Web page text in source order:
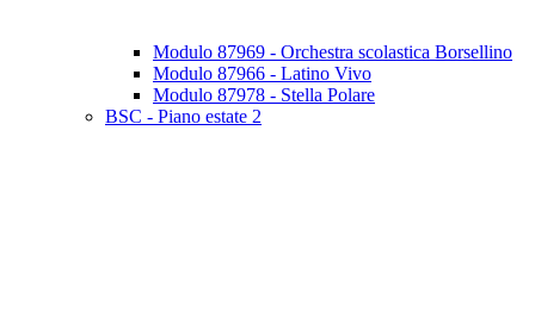
Modulo 87969 - Orchestra scolastica Borsellino
Modulo 87966 - Latino Vivo
Modulo 87978 - Stella Polare
BSC - Piano estate 2